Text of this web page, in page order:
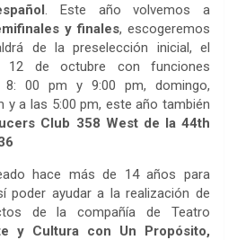
. Este año volvemos a
y finales, escogeremos
de la preselección inicial, el
12 de octubre con funciones
8: 00 pm y 9:00 pm, domingo,
y a las 5:00 pm, este año también
Club 358 West de la 44th
hace más de 14 años para
poder ayudar a la realización de
de la compañía de Teatro
y Cultura con Un Propósito,